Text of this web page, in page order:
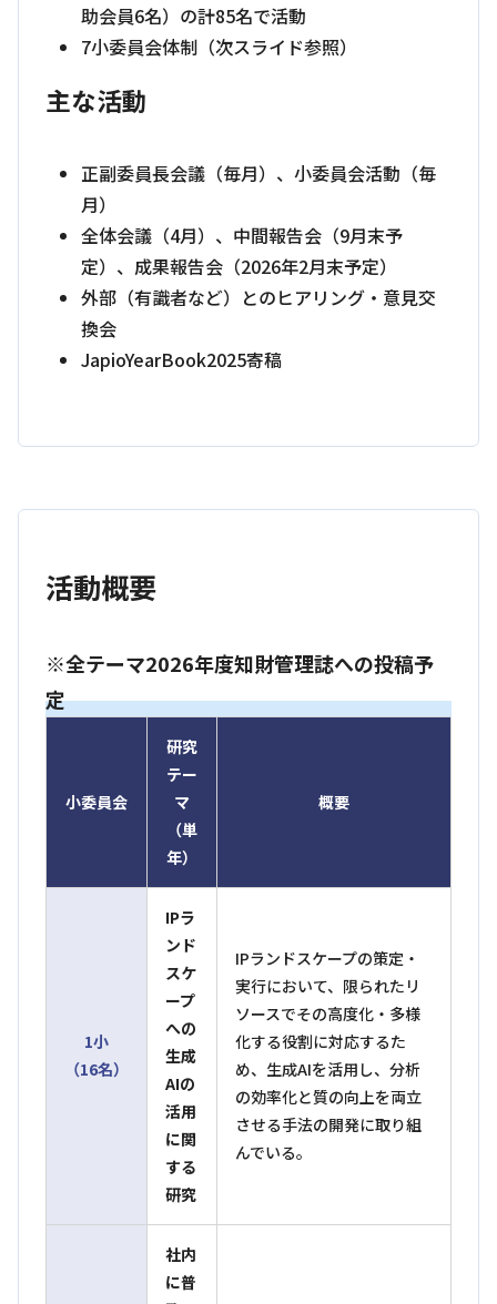
助会員6名）の計85名で活動
7小委員会体制（次スライド参照）
主な活動
正副委員長会議（毎月）、小委員会活動（毎
月）
全体会議（4月）、中間報告会（9月末予
定）、成果報告会（2026年2月末予定）
外部（有識者など）とのヒアリング・意見交
換会
JapioYearBook2025寄稿
活動概要
※全テーマ2026年度知財管理誌への投稿予
定
小委員会
研究
テー
マ
（単
年）
概要
1小
（16名）
IPラ
ンド
スケ
ープ
への
生成
AIの
活用
に関
する
研究
IPランドスケープの策定・
実行において、限られたリ
ソースでその高度化・多様
化する役割に対応するた
め、生成AIを活用し、分析
の効率化と質の向上を両立
させる手法の開発に取り組
んでいる。
社内
に普